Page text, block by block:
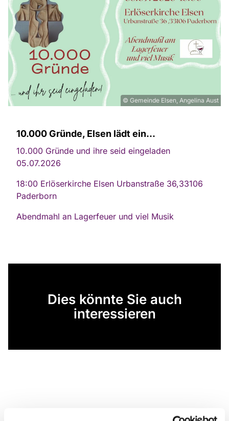
© Gemeinde Elsen, Angelina Aust
10.000 Gründe, Elsen lädt ein...
10.000 Gründe und ihre seid eingeladen
05.07.2026
18:00 Erlöserkirche Elsen Urbanstraße 36,33106
Paderborn
Abendmahl an Lagerfeuer und viel Musik
Dies könnte Sie auch
interessieren